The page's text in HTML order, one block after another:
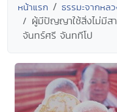
หน้าแรก ธรรมะจากหล
ผู้มีปัญญาใช้สิ่งไม่มีส
จันทร์ศรี จันททีโป